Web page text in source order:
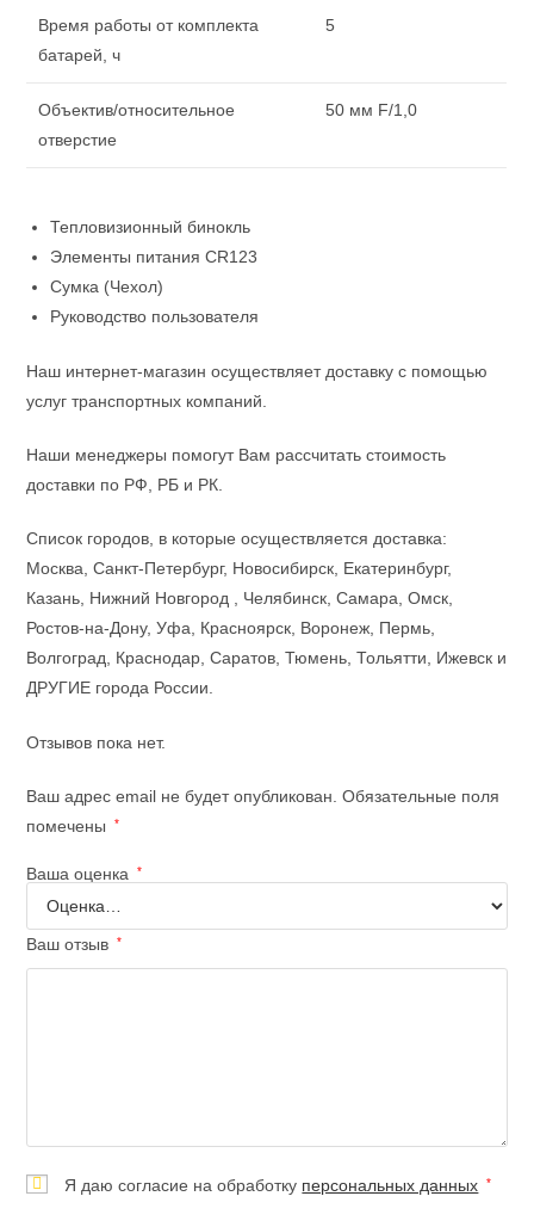
Время работы от комплекта
батарей, ч
5
Объектив/относительное
отверстие
50 мм F/1,0
Тепловизионный бинокль
Элементы питания CR123
Сумка (Чехол)
Руководство пользователя
Наш интернет-магазин осуществляет доставку с помощью
услуг транспортных компаний.
Наши менеджеры помогут Вам рассчитать стоимость
доставки по РФ, РБ и РК.
Список городов, в которые осуществляется доставка:
Москва, Санкт-Петербург, Новосибирск, Екатеринбург,
Казань, Нижний Новгород , Челябинск, Самара, Омск,
Ростов-на-Дону, Уфа, Красноярск, Воронеж, Пермь,
Волгоград, Краснодар, Саратов, Тюмень, Тольятти, Ижевск и
ДРУГИЕ города России.
Отзывов пока нет.
Ваш адрес email не будет опубликован. Обязательные поля
помечены
*
Ваша оценка *
Ваш отзыв *
Я даю согласие на обработку персональных данных *